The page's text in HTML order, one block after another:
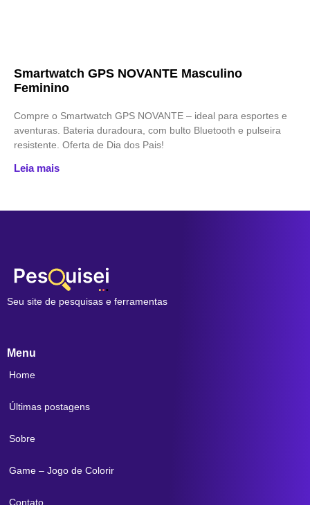
Smartwatch GPS NOVANTE Masculino
Feminino
Compre o Smartwatch GPS NOVANTE – ideal para esportes e
aventuras. Bateria duradoura, com bulto Bluetooth e pulseira
resistente. Oferta de Dia dos Pais!
Leia mais
Seu site de pesquisas e ferramentas
Menu
Home
Últimas postagens
Sobre
Game – Jogo de Colorir
Contato